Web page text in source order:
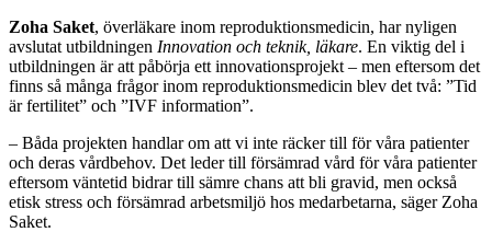
Zoha Saket, överläkare inom reproduktionsmedicin, har nyligen
avslutat utbildningen Innovation och teknik, läkare. En viktig del i
utbildningen är att påbörja ett innovationsprojekt – men eftersom det
finns så många frågor inom reproduktionsmedicin blev det två: ”Tid
är fertilitet” och ”IVF information”.
– Båda projekten handlar om att vi inte räcker till för våra patienter
och deras vårdbehov. Det leder till försämrad vård för våra patienter
eftersom väntetid bidrar till sämre chans att bli gravid, men också
etisk stress och försämrad arbetsmiljö hos medarbetarna, säger Zoha
Saket.